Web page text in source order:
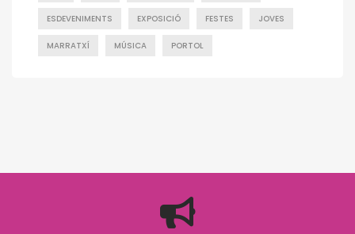
ESDEVENIMENTS EXPOSICIÓ FESTES JOVES
MARRATXÍ MÚSICA PORTOL